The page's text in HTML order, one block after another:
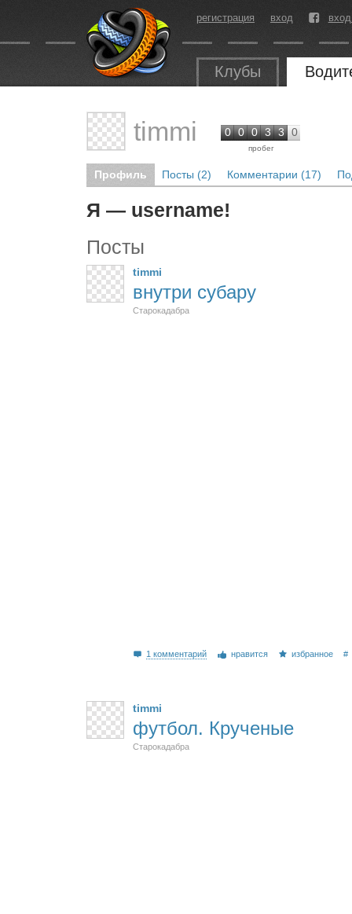
регистрация вход
Клубы
timmi 0 0 0 3 3 0
пробег
Профиль Посты (2) Комментарии (17)
Я — username!
Посты
timmi
внутри субару
Старокадабра
1 комментарий нравится избранное #
timmi
футбол. Крученые
Старокадабра